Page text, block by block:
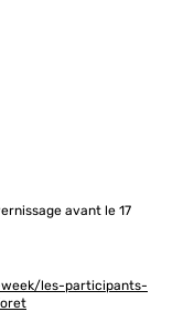
avant le 17
les-participants-